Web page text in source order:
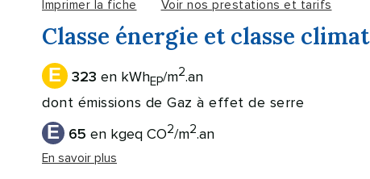
Imprimer la fiche Voir nos prestations et tarifs
Classe énergie et classe climat
E 323 en kWhEP/m2.an
dont émissions de Gaz à effet de serre
E 65 en kgeq CO2/m2.an
En savoir plus